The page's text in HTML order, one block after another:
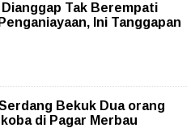
Dianggap Tak Berempati
Ini Tanggapan
Bekuk Dua orang
di Pagar Merbau